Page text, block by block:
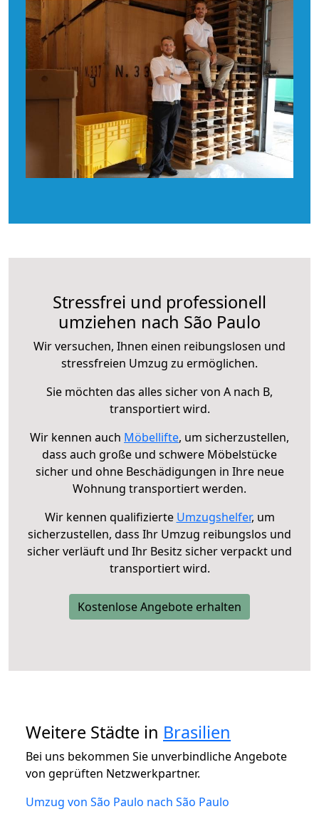
Stressfrei und professionell
umziehen nach São Paulo
Wir versuchen, Ihnen einen reibungslosen und
stressfreien Umzug zu ermöglichen.
Sie möchten das alles sicher von A nach B,
transportiert wird.
Wir kennen auch Möbellifte, um sicherzustellen,
dass auch große und schwere Möbelstücke
sicher und ohne Beschädigungen in Ihre neue
Wohnung transportiert werden.
Wir kennen qualifizierte Umzugshelfer, um
sicherzustellen, dass Ihr Umzug reibungslos und
sicher verläuft und Ihr Besitz sicher verpackt und
transportiert wird.
Kostenlose Angebote erhalten
Weitere Städte in Brasilien
Bei uns bekommen Sie unverbindliche Angebote
von geprüften Netzwerkpartner.
Umzug von São Paulo nach São Paulo